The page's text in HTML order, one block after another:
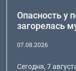
Опасность у
загорелась
07.08.2026
Сегодня, 7